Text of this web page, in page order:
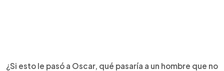
¿Si esto le pasó a Oscar, qué pasaría a un hombre que no